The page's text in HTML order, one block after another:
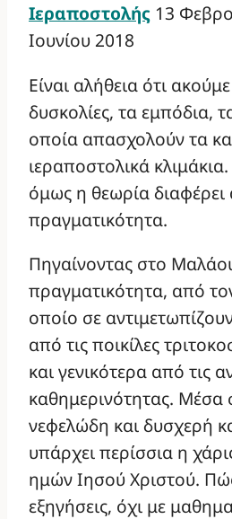
Ιεραποστολής 13
Ιουνίου 2018
Είναι αλήθεια ότι
δυσκολίες, τα εμπόδια,
οποία απασχολούν τα
ιεραποστολικά
όμως η θεωρία
πραγματικότητα.
Πηγαίνοντας στο
πραγματικότητα, από
οποίο σε αντιμετωπίζουν
από τις ποικίλες
και γενικότερα από τις
καθημερινότητας. Μέσα
νεφελώδη και δυσχερή
υπάρχει περίσσια η
ημών Ιησού Χριστού.
εξηγήσεις, όχι με